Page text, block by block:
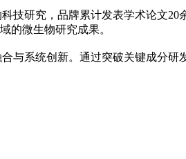
技研究，品牌累计发表学术论文20
的微生物研究成果。
与系统创新。通过突破关键成分